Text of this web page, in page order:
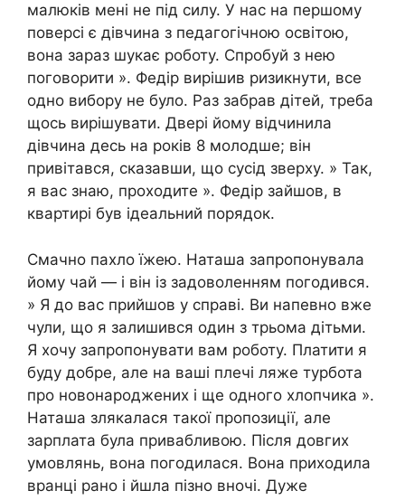
малюків мені не під силу. У нас на першому
поверсі є дівчина з педагогічною освітою,
вона зараз шукає роботу. Спробуй з нею
поговорити ». Федір вирішив ризикнути, все
одно вибору не було. Раз забрав дітей, треба
щось вирішувати. Двері йому відчинила
дівчина десь на років 8 молодше; він
привітався, сказавши, що сусід зверху. » Так,
я вас знаю, проходите ». Федір зайшов, в
квартирі був ідеальний порядок.
Смачно пахло їжею. Наташа запропонувала
йому чай — і він із задоволенням погодився.
» Я до вас прийшов у справі. Ви напевно вже
чули, що я залишився один з трьома дітьми.
Я хочу запропонувати вам роботу. Платити я
буду добре, але на ваші плечі ляже турбота
про новонароджених і ще одного хлопчика ».
Наташа злякалася такої пропозиції, але
зарплата була привабливою. Після довгих
умовлянь, вона погодилася. Вона приходила
вранці рано і йшла пізно вночі. Дуже